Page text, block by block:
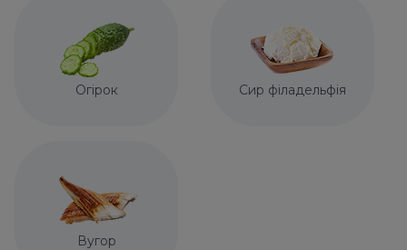
Огірок Сир філадельфія
Вугор